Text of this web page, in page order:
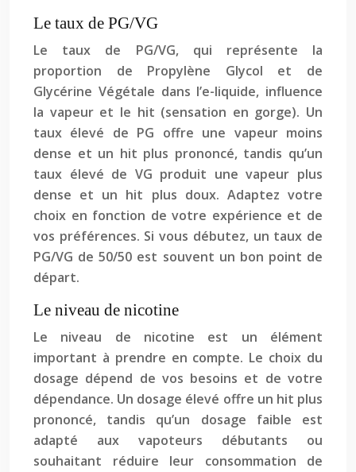
Le taux de PG/VG
Le taux de PG/VG, qui représente la
proportion de Propylène Glycol et de
Glycérine Végétale dans l’e-liquide, influence
la vapeur et le hit (sensation en gorge). Un
taux élevé de PG offre une vapeur moins
dense et un hit plus prononcé, tandis qu’un
taux élevé de VG produit une vapeur plus
dense et un hit plus doux. Adaptez votre
choix en fonction de votre expérience et de
vos préférences. Si vous débutez, un taux de
PG/VG de 50/50 est souvent un bon point de
départ.
Le niveau de nicotine
Le niveau de nicotine est un élément
important à prendre en compte. Le choix du
dosage dépend de vos besoins et de votre
dépendance. Un dosage élevé offre un hit plus
prononcé, tandis qu’un dosage faible est
adapté aux vapoteurs débutants ou
souhaitant réduire leur consommation de